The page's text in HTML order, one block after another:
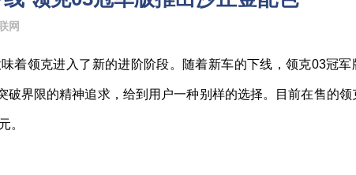
网
着领克进入了新的进阶阶段。随着新车的下线，领克03冠
破界限的精神追求，给到用户一种别样的选择。目前在售的
。